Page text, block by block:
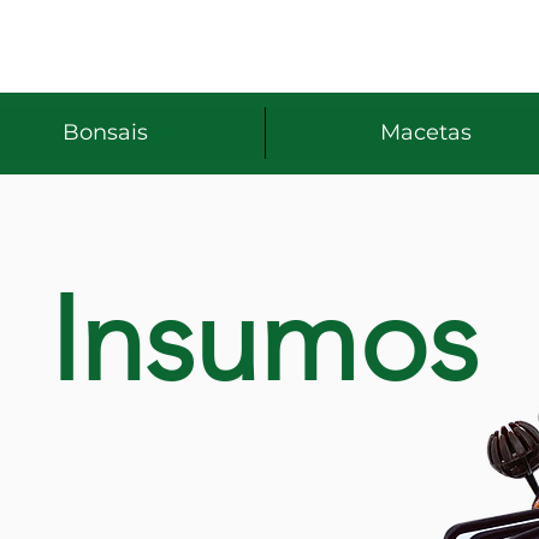
Insumos
Bonsais Macetas